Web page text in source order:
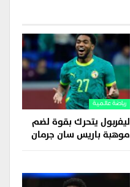
رياضة عالمية
ليفربول يتحرك بقوة لضم
موهبة باريس سان جرمان